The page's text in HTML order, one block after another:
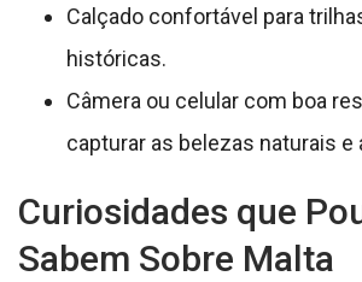
Calçado confortável para
históricas.
Câmera ou celular com boa
capturar as belezas naturais e
Curiosidades que
Sabem Sobre Malta